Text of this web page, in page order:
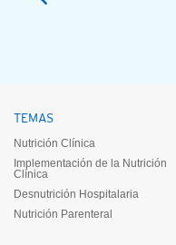
TEMAS
Nutrición Clínica
Implementación de la Nutrición
Clínica
Desnutrición Hospitalaria
Nutrición Parenteral